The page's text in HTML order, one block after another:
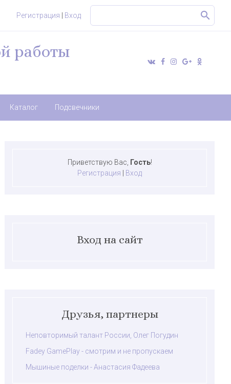
Регистрация Вход
работы
Каталог Подсвечники
Приветствую Вас Гость!
Регистрация
Вход
Вход на сайт
Друзья, партнеры
Неповторимый талант России, Олег Погудин
Fadey GamePlay - смотрим и не пропускаем
Мышиные поделки - Анастасия Фадеева